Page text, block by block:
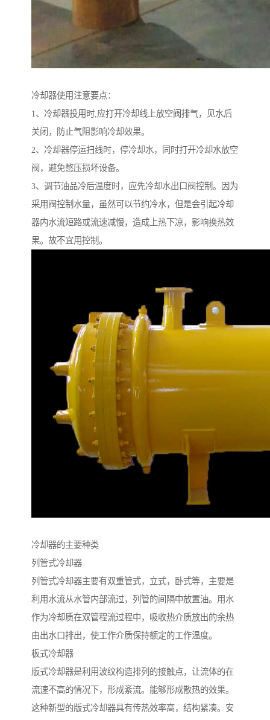
冷却器使用注意要点：
1、冷却器投用时,应打开冷却线上放空阀排气，见水后
关闭，防止气阻影响冷却效果。
2、冷却器停运扫线时，停冷却水，同时打开冷却水放空
阀，避免憋压损坏设备。
3、调节油品冷后温度时，应先冷却水出口阀控制。因为
采用阀控制水量，虽然可以节约冷水，但是会引起冷却
器内水流短路或流速减慢，造成上热下凉，影响换热效
果。故不宜用控制。
冷却器的主要种类
列管式冷却器
列管式冷却器主要有双重管式，立式，卧式等，主要是
利用水流从水管内部流过，列管的间隔中放置油。用水
作为冷却质在双管程流过程中，吸收热介质放出的余热
由出水口排出，使工作介质保持额定的工作温度。
板式冷却器
版式冷却器是利用波纹构造排列的接触点，让流体的在
流速不高的情况下，形成紊流。能够形成散热的效果。
这种新型的版式冷却器具有传热效率高，结构紧凑。安